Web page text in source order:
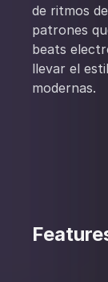
de ritmos
patrones
beats
llevar el
modernas.